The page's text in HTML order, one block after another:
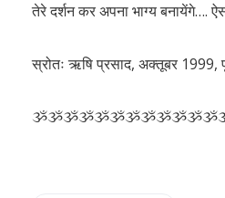
तेरे दर्शन कर अपना भाग्य बनायेंगे….
स्रोतः ऋषि प्रसाद, अक्तूबर